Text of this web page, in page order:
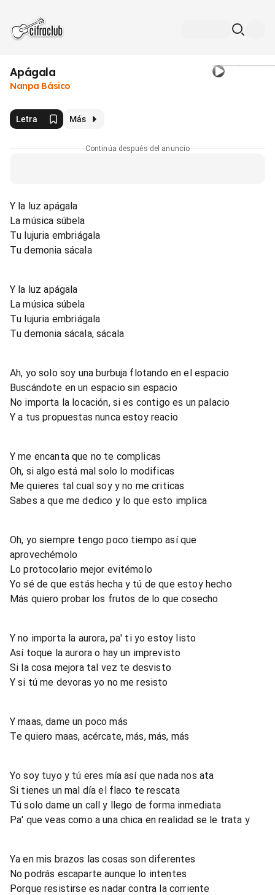
Apágala
Nanpa Básico
Letra Más
Continúa después del anuncio
Y la luz apágala
La música súbela
Tu lujuria embriágala
Tu demonia sácala
Y la luz apágala
La música súbela
Tu lujuria embriágala
Tu demonia sácala, sácala
Ah, yo solo soy una burbuja flotando en el espacio
Buscándote en un espacio sin espacio
No importa la locación, si es contigo es un palacio
Y a tus propuestas nunca estoy reacio
Y me encanta que no te complicas
Oh, si algo está mal solo lo modificas
Me quieres tal cual soy y no me criticas
Sabes a que me dedico y lo que esto implica
Oh, yo siempre tengo poco tiempo así que
aprovechémolo
Lo protocolario mejor evitémolo
Yo sé de que estás hecha y tú de que estoy hecho
Más quiero probar los frutos de lo que cosecho
Y no importa la aurora, pa' ti yo estoy listo
Así toque la aurora o hay un imprevisto
Si la cosa mejora tal vez te desvisto
Y si tú me devoras yo no me resisto
Y maas, dame un poco más
Te quiero maas, acércate, más, más, más
Yo soy tuyo y tú eres mía así que nada nos ata
Si tienes un mal día el flaco te rescata
Tú solo dame un call y llego de forma inmediata
Pa' que veas como a una chica en realidad se le trata y
Ya en mis brazos las cosas son diferentes
No podrás escaparte aunque lo intentes
Porque resistirse es nadar contra la corriente